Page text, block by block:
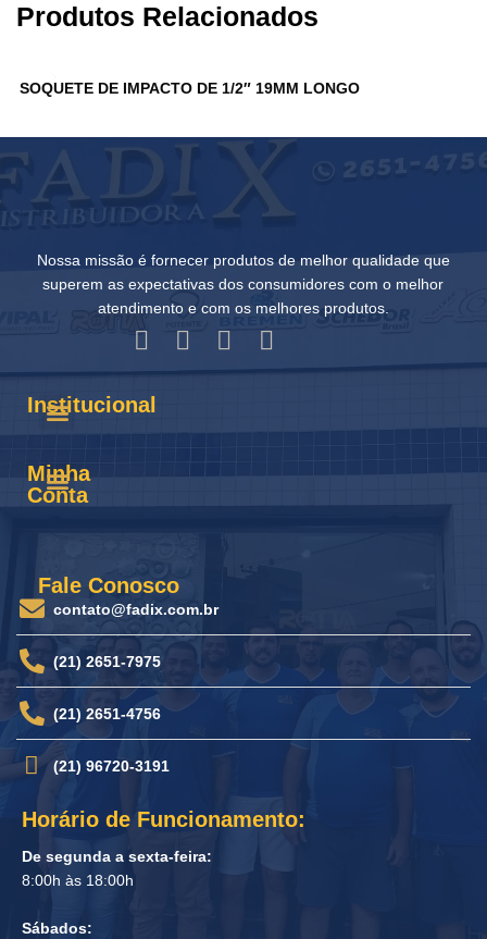
Produtos Relacionados
SOQUETE DE IMPACTO DE 1/2″ 19MM LONGO
Nossa missão é fornecer produtos de melhor qualidade que
superem as expectativas dos consumidores com o melhor
atendimento e com os melhores produtos.
Institucional
Minha
Conta
Fale Conosco
contato@fadix.com.br
(21) 2651-7975
(21) 2651-4756
(21) 96720-3191
Horário de Funcionamento:
De segunda a sexta-feira:
8:00h às 18:00h
Sábados: